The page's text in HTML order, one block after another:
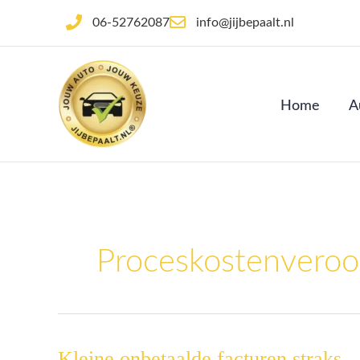
de
06-52762087 info@jijbepaalt.nl
Home
Kleine